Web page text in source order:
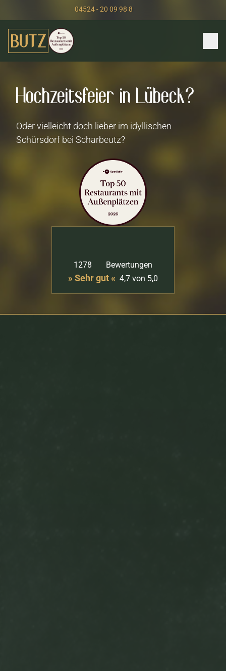
04524 - 20 09 98 8
Hochzeitsfeier in Lübeck?
Oder vielleicht doch lieber im idyllischen
Schürsdorf bei Scharbeutz?
1278 Bewertungen
» Sehr gut « 4,7 von 5,0